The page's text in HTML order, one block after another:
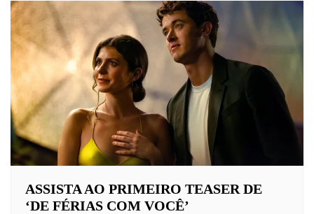
ASSISTA AO PRIMEIRO TEASER DE
‘DE FÉRIAS COM VOCÊ’